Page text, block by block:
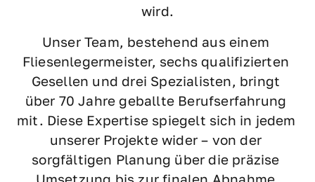
wird.
Unser Team, bestehend aus einem
Fliesenlegermeister, sechs qualifizierten
Gesellen und drei Spezialisten, bringt
über 70 Jahre geballte Berufserfahrung
mit. Diese Expertise spiegelt sich in jedem
unserer Projekte wider – von der
sorgfältigen Planung über die präzise
Umsetzung bis zur finalen Abnahme.